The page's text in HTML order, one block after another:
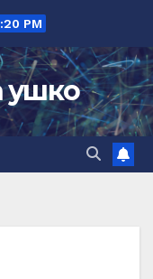
PM
ушко